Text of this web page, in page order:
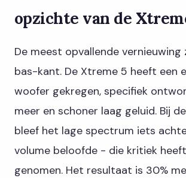
opzichte van de
De meest opvallende vernieuwing
bas-kant. De Xtreme 5 heeft een
woofer gekregen, specifiek
meer en schoner laag geluid. Bij
bleef het lage spectrum iets
volume beloofde - die kritiek
genomen. Het resultaat is 30%